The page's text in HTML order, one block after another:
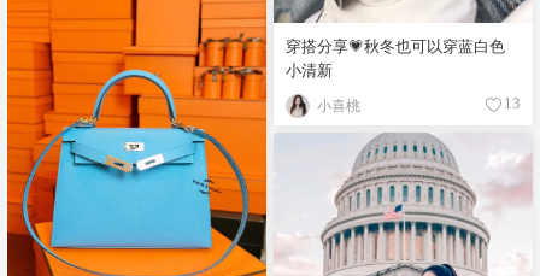
穿搭分享💗秋冬也可以穿蓝白色
小清新
小喜桃 13